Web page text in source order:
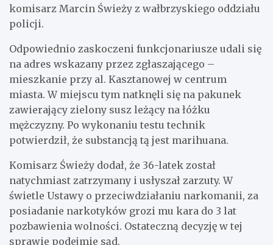
komisarz Marcin Świeży z wałbrzyskiego oddziału
policji.
Odpowiednio zaskoczeni funkcjonariusze udali się
na adres wskazany przez zgłaszającego –
mieszkanie przy al. Kasztanowej w centrum
miasta. W miejscu tym natknęli się na pakunek
zawierający zielony susz leżący na łóżku
mężczyzny. Po wykonaniu testu technik
potwierdził, że substancją tą jest marihuana.
Komisarz Świeży dodał, że 36-latek został
natychmiast zatrzymany i usłyszał zarzuty. W
świetle Ustawy o przeciwdziałaniu narkomanii, za
posiadanie narkotyków grozi mu kara do 3 lat
pozbawienia wolności. Ostateczną decyzję w tej
sprawie podejmie sąd.